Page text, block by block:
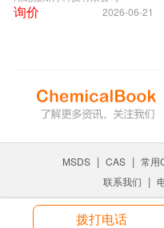
2026-06-21
询价
拨打电话
MSDS | CAS | 常用
联系我们 |